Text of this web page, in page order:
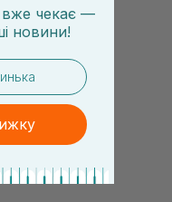
вже чекає —
новини!